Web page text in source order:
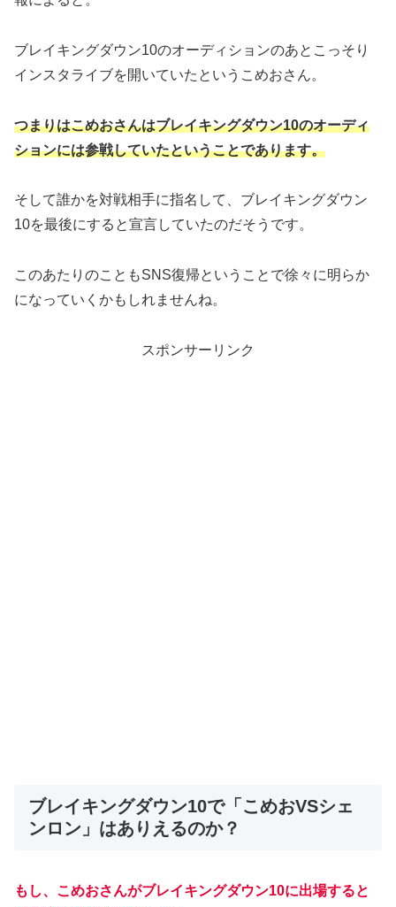
ブレイキングダウン10のオーディションのあとこっそり
インスタライブを開いていたというこめおさん。
つまりはこめおさんはブレイキングダウン10のオーディ
ションには参戦していたということであります。
そして誰かを対戦相手に指名して、ブレイキングダウン
10を最後にすると宣言していたのだそうです。
このあたりのこともSNS復帰ということで徐々に明らか
になっていくかもしれませんね。
スポンサーリンク
ブレイキングダウン10で「こめおVSシェ
ンロン」はありえるのか？
もし、こめおさんがブレイキングダウン10に出場すると